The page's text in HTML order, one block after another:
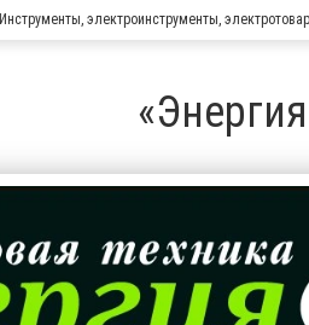
Инструменты, электроинструменты,